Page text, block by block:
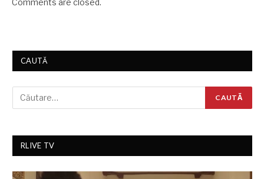
CAUTĂ
RLIVE TV